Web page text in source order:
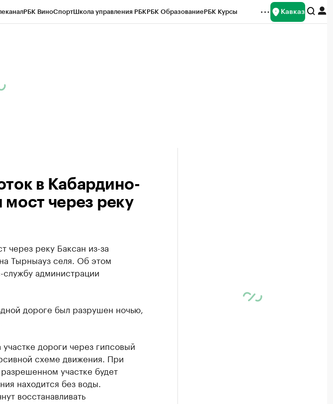
РБК ВиноСпортШкола управления РБКРБК ОбразованиеРБК Курсы Кавказ
в Кабардино-
через реку
через реку Баксан из-за
Тырныауз селя. Об этом
администрации
дороге был разрушен ночью,
дороги через гипсовый
схеме движения. При
участке будет
находится без воды.
восстанавливать